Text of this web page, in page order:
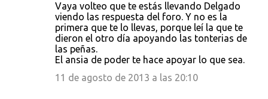
Vaya volteo que te estás llevando Delgado
viendo las respuesta del foro. Y no es la
primera que te lo llevas, porque leí la que te
dieron el otro día apoyando las tonterias de
las peñas.
El ansia de poder te hace apoyar lo que sea.
11 de agosto de 2013 a las 20:10